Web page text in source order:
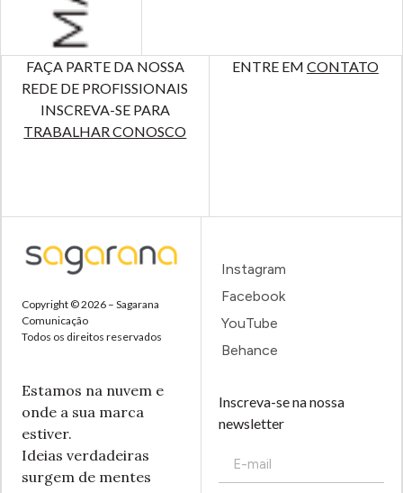
FAÇA PARTE DA NOSSA
REDE DE PROFISSIONAIS
INSCREVA-SE PARA
TRABALHAR CONOSCO
ENTRE EM CONTATO
Copyright © 2026 – Sagarana
Comunicação
Todos os direitos reservados
Estamos na nuvem e
onde a sua marca
estiver.
Ideias verdadeiras
surgem de mentes
Instagram
Facebook
YouTube
Behance
Inscreva-se na nossa
newsletter